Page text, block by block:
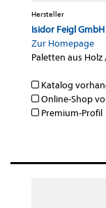
Hersteller
Isidor Feigl
Zur Homepage
Paletten aus
Katalog
Online-Shop
Premium-Profil